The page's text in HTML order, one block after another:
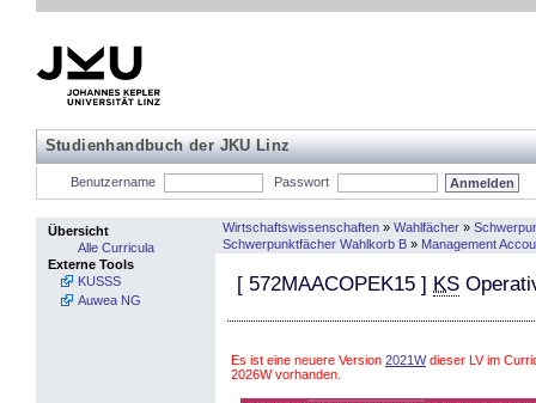
Studienhandbuch der JKU Linz
Benutzername Passwort
Übersicht
Alle Curricula
Externe Tools
KUSSS
Auwea NG
Wirtschaftswissenschaften » Wahlfächer »
Schwerpunktfächer Wahlkorb B » Management
[ 572MAACOPEK15 ] KS
Es ist eine neuere Version 2021Wdieser LV im
2026W vorhanden.